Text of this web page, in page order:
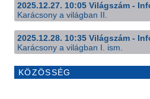
2025.12.27. 10:05 Világszám -
Karácsony a világban II.
2025.12.28. 10:35 Világszám -
Karácsony a világban I. ism.
KÖZÖSSÉG